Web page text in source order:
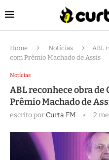
Home Notícias
ABL
com Prêmio Machado de Assis
Notícias
ABL reconhece obra de
Prêmio Machado de
escrito porCurta FM 2